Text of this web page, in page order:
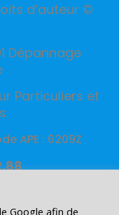
d’auteur ©
Dépannage
Particuliers et
APE : 6209Z